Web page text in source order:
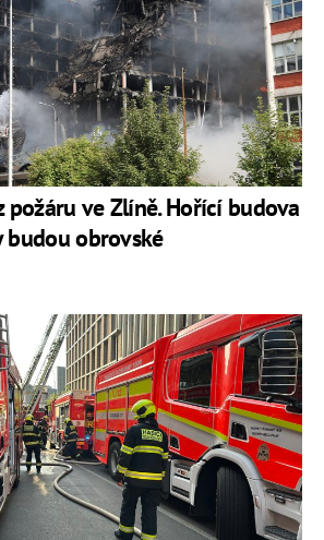
požáru ve Zlíně. Hořící budova
budou obrovské